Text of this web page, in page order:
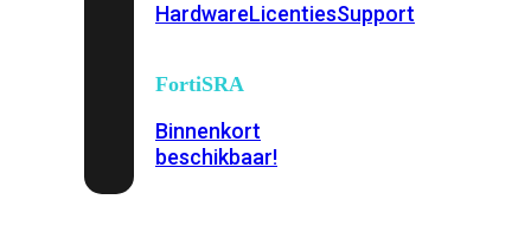
HardwareLicentiesSupport
FortiSRA
Binnenkort
beschikbaar!